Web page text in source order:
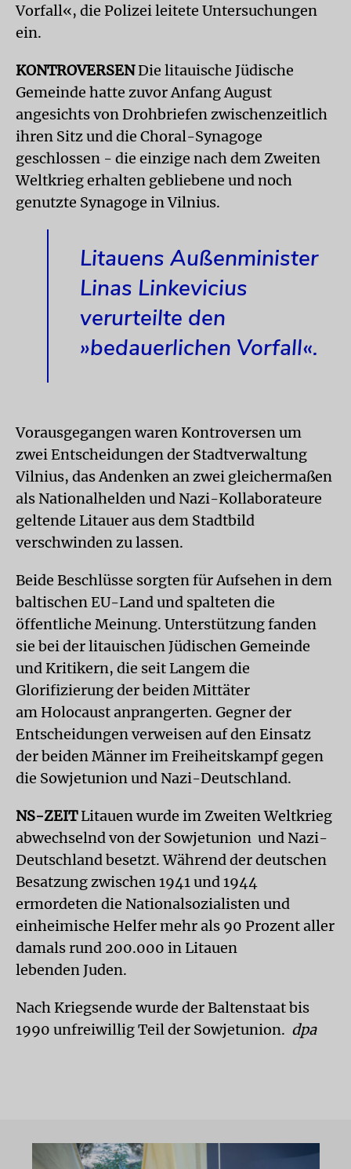
Vorfall«, die Polizei leitete Untersuchungen
ein.
KONTROVERSENDie litauische Jüdische
Gemeinde hatte zuvor Anfang August
angesichts von Drohbriefen zwischenzeitlich
ihren Sitz und die Choral-Synagoge
geschlossen - die einzige nach dem Zweiten
Weltkrieg erhalten gebliebene und noch
genutzte Synagoge in Vilnius.
Litauens Außenminister
Linas Linkevicius
verurteilte den
»bedauerlichen Vorfall«.
Vorausgegangen waren Kontroversen um
zwei Entscheidungen der Stadtverwaltung
Vilnius, das Andenken an zwei gleichermaßen
als Nationalhelden und Nazi-Kollaborateure
geltende Litauer aus dem Stadtbild
verschwinden zu lassen.
Beide Beschlüsse sorgten für Aufsehen in dem
baltischen EU-Land und spalteten die
öffentliche Meinung. Unterstützung fanden
sie bei der litauischen Jüdischen Gemeinde
und Kritikern, die seit Langem die
Glorifizierung der beiden Mittäter
am Holocaust anprangerten. Gegner der
Entscheidungen verweisen auf den Einsatz
der beiden Männer im Freiheitskampf gegen
die Sowjetunion und Nazi-Deutschland.
NS-ZEITLitauen wurde im Zweiten Weltkrieg
abwechselnd von der Sowjetunion und Nazi-
Deutschland besetzt. Während der deutschen
Besatzung zwischen 1941 und 1944
ermordeten die Nationalsozialisten und
einheimische Helfer mehr als 90 Prozent aller
damals rund 200.000 in Litauen
lebenden Juden.
Nach Kriegsende wurde der Baltenstaat bis
1990 unfreiwillig Teil der Sowjetunion. dpa